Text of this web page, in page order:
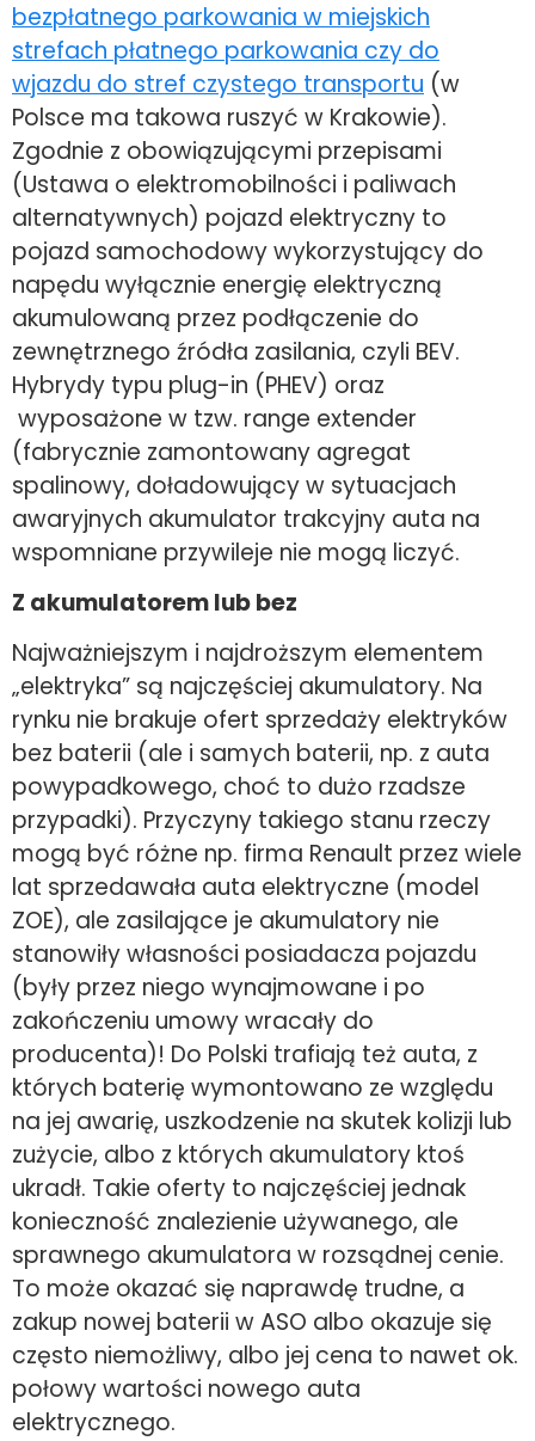
bezpłatnego parkowania w miejskich
strefach płatnego parkowania czy do
wjazdu do stref czystego transportu (w
Polsce ma takowa ruszyć w Krakowie).
Zgodnie z obowiązującymi przepisami
(Ustawa o elektromobilności i paliwach
alternatywnych) pojazd elektryczny to
pojazd samochodowy wykorzystujący do
napędu wyłącznie energię elektryczną
akumulowaną przez podłączenie do
zewnętrznego źródła zasilania, czyli BEV.
Hybrydy typu plug-in (PHEV) oraz
wyposażone w tzw. range extender
(fabrycznie zamontowany agregat
spalinowy, doładowujący w sytuacjach
awaryjnych akumulator trakcyjny auta na
wspomniane przywileje nie mogą liczyć.
Z akumulatorem lub bez
Najważniejszym i najdroższym elementem
„elektryka” są najczęściej akumulatory. Na
rynku nie brakuje ofert sprzedaży elektryków
bez baterii (ale i samych baterii, np. z auta
powypadkowego, choć to dużo rzadsze
przypadki). Przyczyny takiego stanu rzeczy
mogą być różne np. firma Renault przez wiele
lat sprzedawała auta elektryczne (model
ZOE), ale zasilające je akumulatory nie
stanowiły własności posiadacza pojazdu
(były przez niego wynajmowane i po
zakończeniu umowy wracały do
producenta)! Do Polski trafiają też auta, z
których baterię wymontowano ze względu
na jej awarię, uszkodzenie na skutek kolizji lub
zużycie, albo z których akumulatory ktoś
ukradł. Takie oferty to najczęściej jednak
konieczność znalezienie używanego, ale
sprawnego akumulatora w rozsądnej cenie.
To może okazać się naprawdę trudne, a
zakup nowej baterii w ASO albo okazuje się
często niemożliwy, albo jej cena to nawet ok.
połowy wartości nowego auta
elektrycznego.